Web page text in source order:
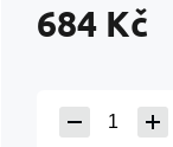
684 Kč